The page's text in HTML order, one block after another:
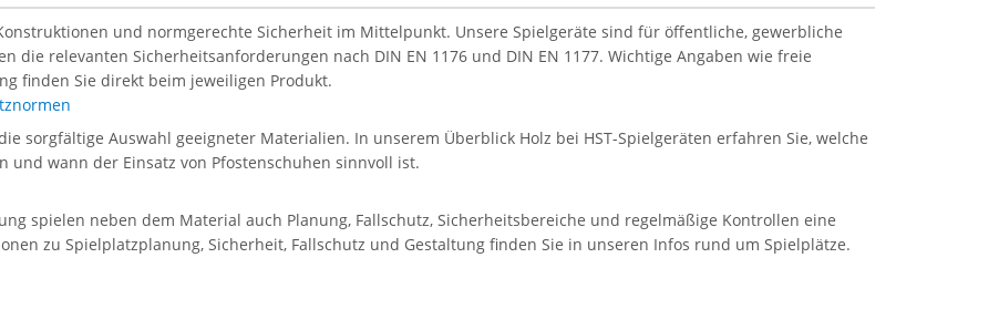
und normgerechte Sicherheit im Mittelpunkt. Unsere Spielgeräte sind für öffentliche, gewerbliche
die relevanten Sicherheitsanforderungen nach DIN EN 1176 und DIN EN 1177. Wichtige Angaben wie freie
finden Sie direkt beim jeweiligen Produkt.
sorgfältige Auswahl geeigneter Materialien. In unserem Überblick Holz bei HST-Spielgeräten erfahren Sie, welche
und wann der Einsatz von Pfostenschuhen sinnvoll ist.
spielen neben dem Material auch Planung, Fallschutz, Sicherheitsbereiche und regelmäßige Kontrollen eine
zu Spielplatzplanung, Sicherheit, Fallschutz und Gestaltung finden Sie in unseren Infos rund um Spielplätze.